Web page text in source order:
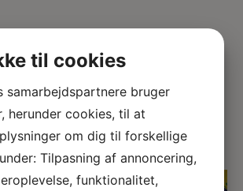
Jeg er her! Hvor er du?
til cookies
samarbejdspartnere bruger
herunder cookies, til at
om dig til forskellige
Tilpasning af annoncering,
funktionalitet,